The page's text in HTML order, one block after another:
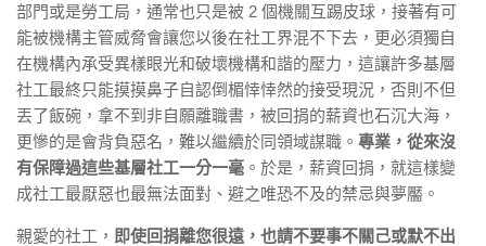
部門或是勞工局，通常也只是被 2 個機關互踢皮球，接著有可
能被機構主管威脅會讓您以後在社工界混不下去，更必須獨自
在機構內承受異樣眼光和破壞機構和諧的壓力，這讓許多基層
社工最終只能摸摸鼻子自認倒楣悻悻然的接受現況，否則不但
丟了飯碗，拿不到非自願離職書，被回捐的薪資也石沉大海，
更慘的是會背負惡名，難以繼續於同領域謀職。 專業，從來沒
有保障過這些基層社工一分一毫 。於是，薪資回捐，就這樣變
成社工最厭惡也最無法面對、避之唯恐不及的禁忌與夢靨。
親愛的社工， 即使回捐離您很遠，也請不要事不關己或默不出